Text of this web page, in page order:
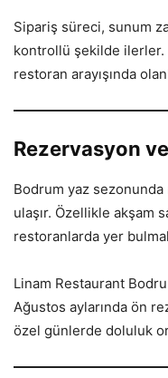
Sipariş süreci, sunum
kontrollü şekilde ilerler.
restoran arayışında
Rezervasyon
Bodrum yaz
ulaşır. Özellikle akşam
restoranlarda yer
Linam Restaurant
Ağustos aylarında ön
özel günlerde doluluk